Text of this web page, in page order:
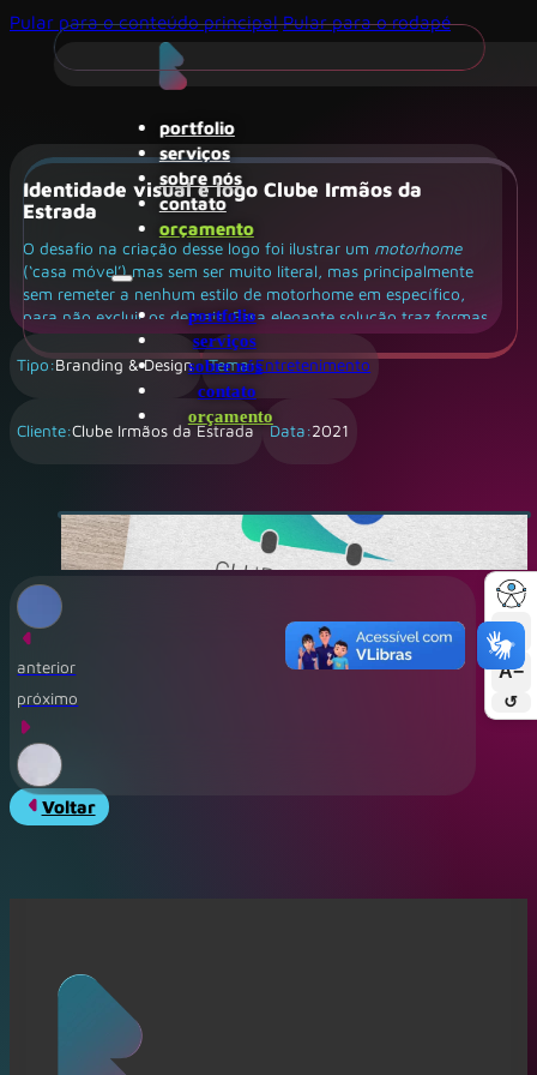
Pular para o conteúdo principal Pular para o rodapé
portfolio
serviços
sobre nós
contato
orçamento
portfolio
serviços
sobre nós
contato
orçamento
Identidade visual e logo Clube Irmãos da
Estrada
O desafio na criação desse logo foi ilustrar um motorhome
(‘casa móvel’) mas sem ser muito literal, mas principalmente
sem remeter a nenhum estilo de motorhome em específico,
para não excluir os demais. Essa elegante solução traz formas
abstratas que juntas lembram tanto um veículo quanto uma
casa.
Tipo:Branding & Design Tema:Entretenimento
Cliente:Clube Irmãos da Estrada Data:2021
anterior
próximo
Voltar
A+
A−
↺